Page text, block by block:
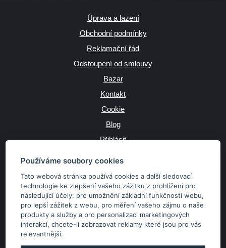
Používáme soubory cookies
Tato webová stránka používá cookies a další sledovací
technologie ke zlepšení vašeho zážitku z prohlížení pro
následující účely: pro umožnění základní funkčnosti webu,
pro lepší zážitek z webu, pro měření vašeho zájmu o naše
produkty a služby a pro personalizaci marketingových
interakcí,chcete-li zobrazovat reklamy které jsou pro vás
relevantnější.
Úprava a lazení
Obchodní podmínky
Reklamační řád
Odstoupení od smlouvy
Bazar
Kontakt
Cookie
Blog
Přihlásit
JAZYK
Kč €